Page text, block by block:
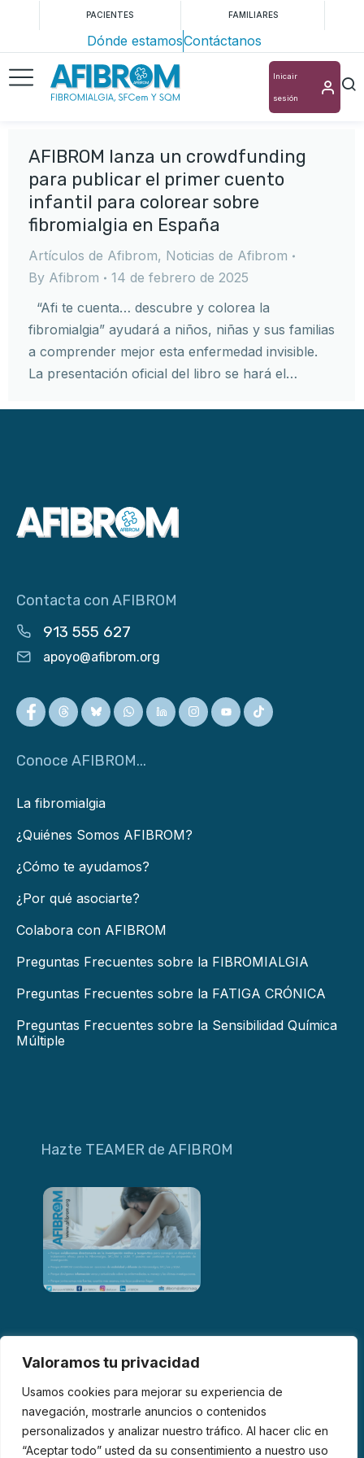
Valoramos tu privacidad
Usamos cookies para mejorar su experiencia de
navegación, mostrarle anuncios o contenidos
personalizados y analizar nuestro tráfico. Al hacer clic en
“Aceptar todo” usted da su consentimiento a nuestro uso
PACIENTES FAMILIARES
Dónde estamosContáctanos
Inicair
sesión
AFIBROM lanza un crowdfunding
para publicar el primer cuento
infantil para colorear sobre
fibromialgia en España
Artículos de Afibrom, Noticias de Afibrom
By Afibrom
14 de febrero de 2025
“Afi te cuenta… descubre y colorea la
fibromialgia” ayudará a niños, niñas y sus familias
a comprender mejor esta enfermedad invisible.
La presentación oficial del libro se hará el…
Contacta con AFIBROM
913 555 627
apoyo@afibrom.org
Conoce AFIBROM...
La fibromialgia
¿Quiénes Somos AFIBROM?
¿Cómo te ayudamos?
¿Por qué asociarte?
Colabora con AFIBROM
Preguntas Frecuentes sobre la FIBROMIALGIA
Preguntas Frecuentes sobre la FATIGA CRÓNICA
Preguntas Frecuentes sobre la Sensibilidad Química
Múltiple
Hazte TEAMER de AFIBROM
© 2026 AFIBROM. Todos los derechos reservados.